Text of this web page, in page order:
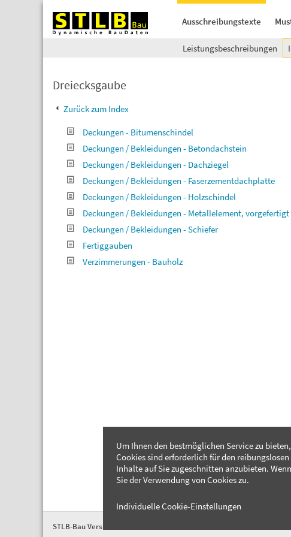
Ausschreibungstexte
Leistungsbeschreibungen
Dreiecksgaube
Zurück zum Index
Deckungen - Bitumenschindel
Deckungen / Bekleidungen - Betondachstein
Deckungen / Bekleidungen - Dachziegel
Deckungen / Bekleidungen - Faserzementdachplatte
Deckungen / Bekleidungen - Holzschindel
Deckungen / Bekleidungen - Metallelement, vorgefertigt
Deckungen / Bekleidungen - Schiefer
Fertiggauben
Verzimmerungen - Bauholz
STLB-Bau Version 2026-04
Um Ihnen den bestmöglichen Service zu
Cookies sind erforderlich für den
Inhalte auf Sie zugeschnitten anzubieten.
Sie der Verwendung von Cookies zu.
Individuelle Cookie-Einstellungen